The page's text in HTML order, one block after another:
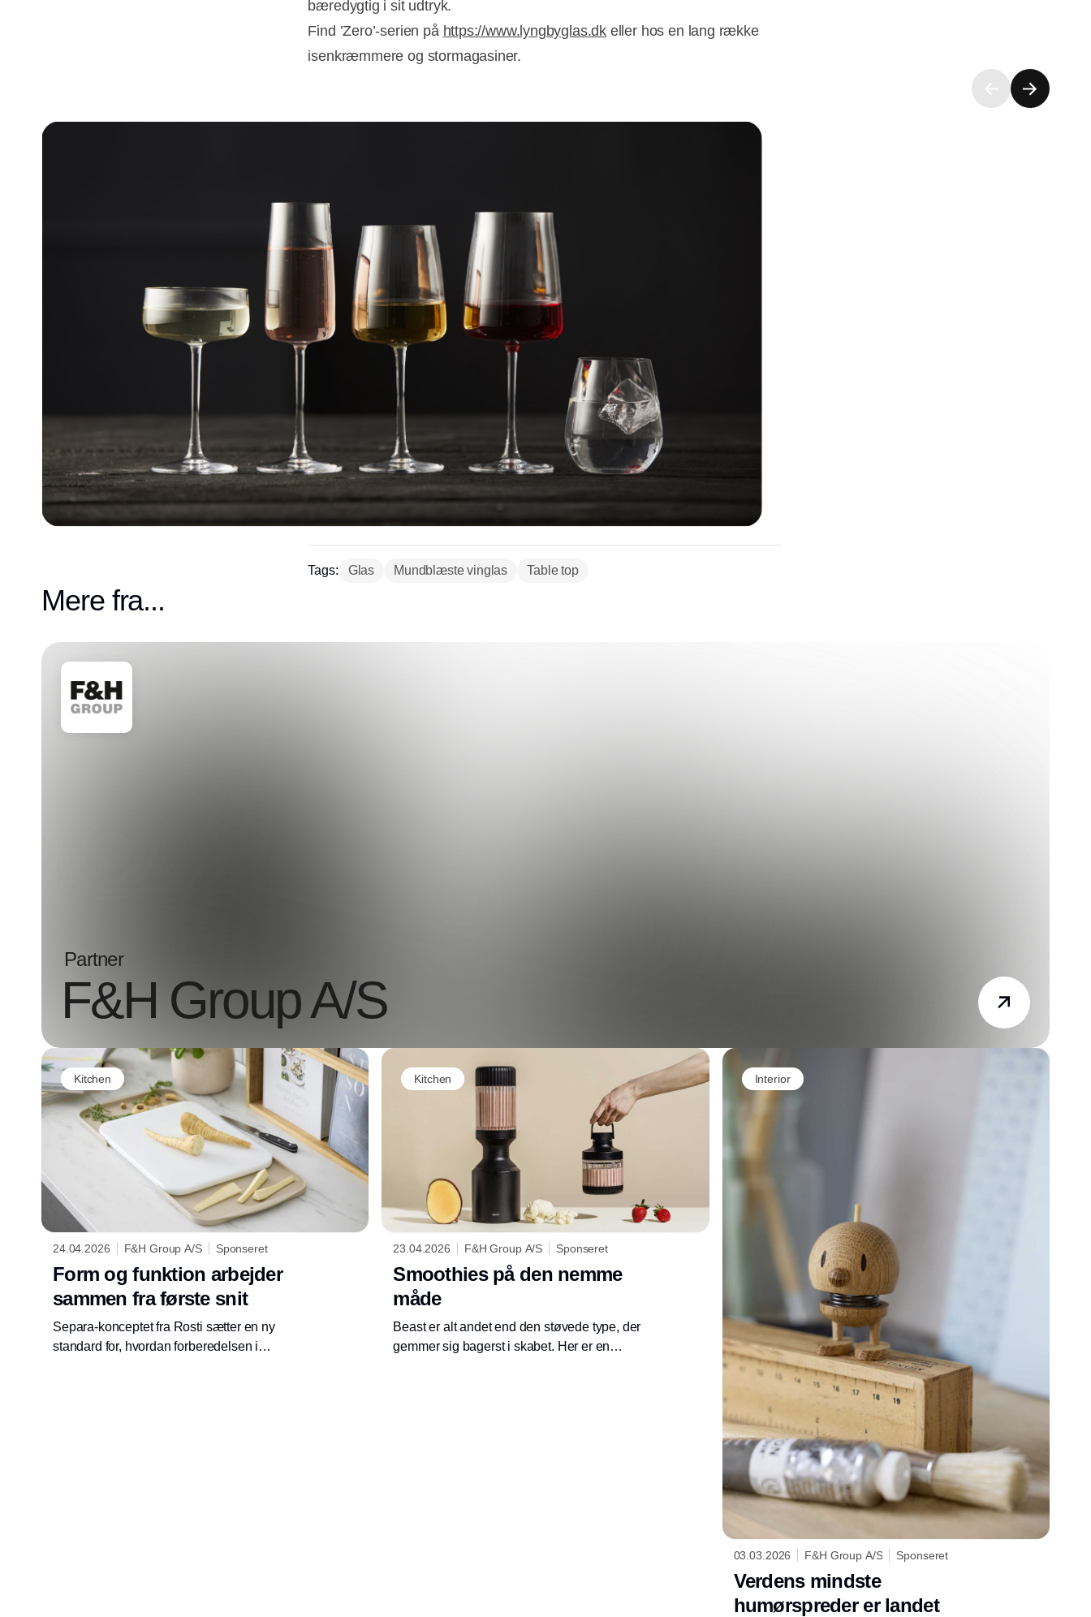
bæredygtig i sit udtryk.
Find ’Zero’-serien på https://www.lyngbyglas.dk eller hos en lang række
isenkræmmere og stormagasiner.
Tags: Glas Mundblæste vinglas Table top
Mere fra...
Partner
F&H Group A/S
Kitchen
24.04.2026 F&H Group A/S Sponseret
Form og funktion arbejder
sammen fra første snit
Separa-konceptet fra Rosti sætter en ny
standard for, hvordan forberedelsen i
Kitchen
23.04.2026 F&H Group A/S Sponseret
Smoothies på den nemme
måde
Beast er alt andet end den støvede type, der
gemmer sig bagerst i skabet. Her er en
Interior
03.03.2026 F&H Group A/S Sponseret
Verdens mindste
humørspreder er landet